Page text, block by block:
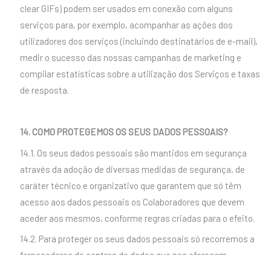
clear GIFs) podem ser usados em conexão com alguns
serviços para, por exemplo, acompanhar as ações dos
utilizadores dos serviços (incluindo destinatários de e-mail),
medir o sucesso das nossas campanhas de marketing e
compilar estatísticas sobre a utilização dos Serviços e taxas
de resposta.
14. COMO PROTEGEMOS OS SEUS DADOS PESSOAIS?
14.1. Os seus dados pessoais são mantidos em segurança
através da adoção de diversas medidas de segurança, de
caráter técnico e organizativo que garantem que só têm
acesso aos dados pessoais os Colaboradores que devem
aceder aos mesmos, conforme regras criadas para o efeito.
14.2. Para proteger os seus dados pessoais só recorremos a